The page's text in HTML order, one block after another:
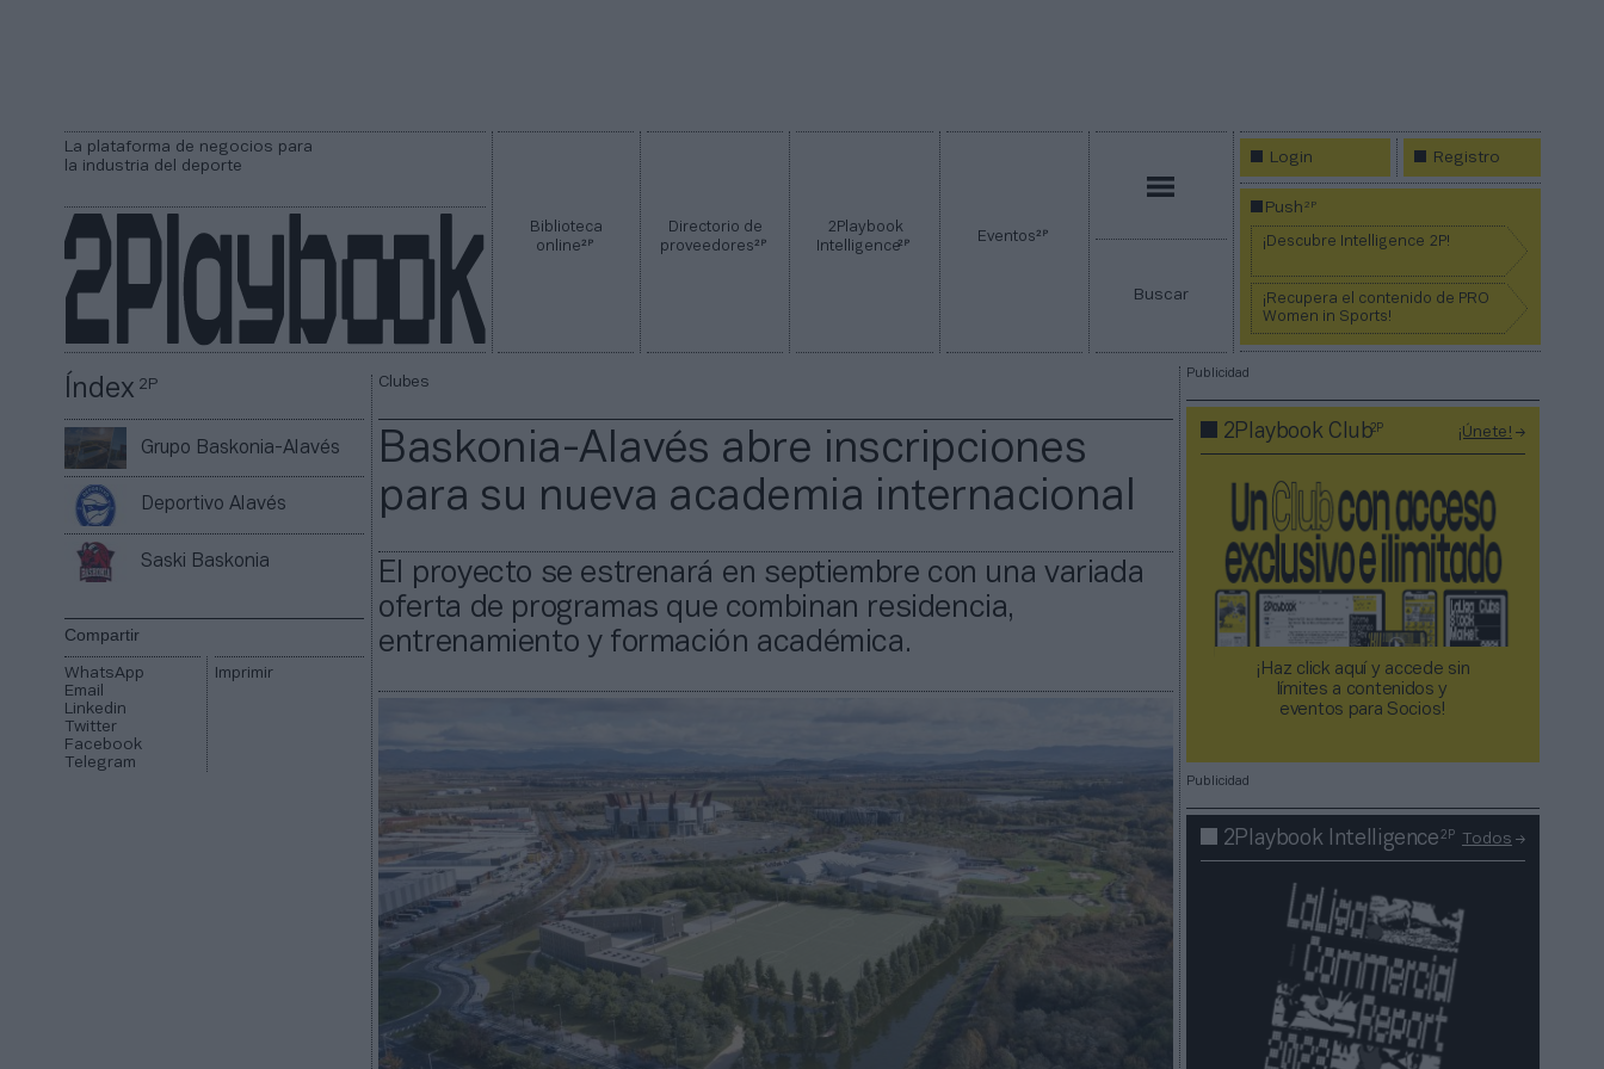
La plataforma de negocios para
la industria del deporte
Biblioteca
online2P
Directorio de
proveedores2P
2Playbook
Intelligence2P Eventos2P
Buscar
Login Registro
Push2P
¡Descubre Intelligence 2P!
¡Recupera el contenido de PRO
Women in Sports!
Índex2P
Grupo Baskonia-Alavés
Deportivo Alavés
Saski Baskonia
Compartir
WhatsApp
Email
Linkedin
Twitter
Facebook
Telegram
Imprimir
Clubes
Baskonia-Alavés abre inscripciones
para su nueva academia internacional
El proyecto se estrenará en septiembre con una variada
oferta de programas que combinan residencia,
entrenamiento y formación académica.
Publicidad
2Playbook Club2P ¡Únete!
¡Haz click aquí y accede sin
límites a contenidos y
eventos para Socios!​​​​​​​
Publicidad
2Playbook Intelligence2P Todos